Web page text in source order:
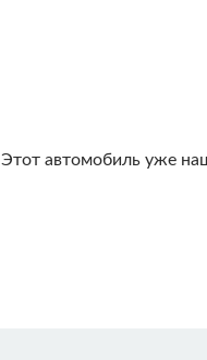
Этот автомобиль уже